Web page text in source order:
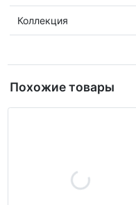
Коллекция
Похожие товары